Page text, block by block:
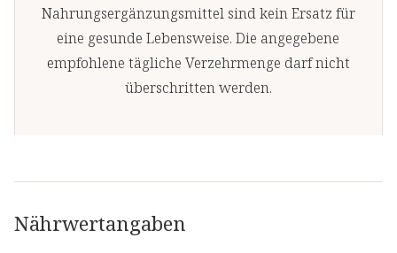
Nahrungsergänzungsmittel sind kein Ersatz für
eine gesunde Lebensweise. Die angegebene
empfohlene tägliche Verzehrmenge darf nicht
überschritten werden.
Nährwertangaben